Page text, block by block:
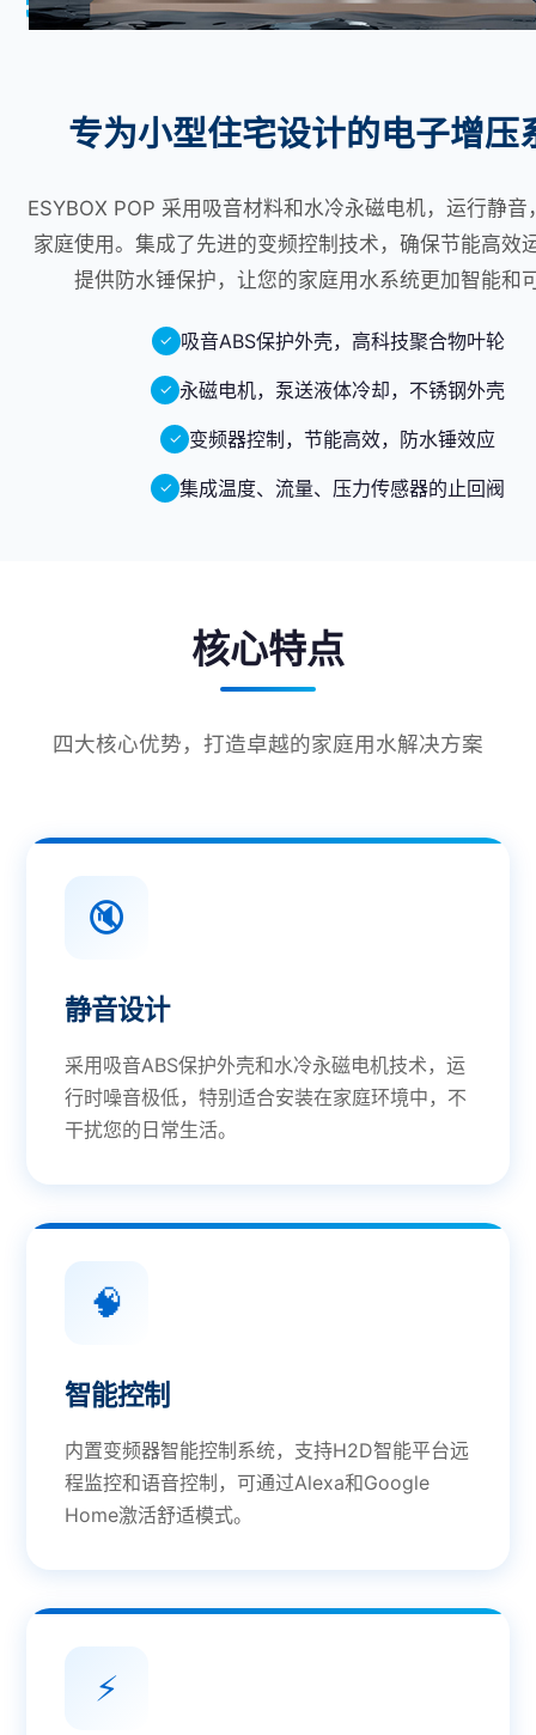
专为小型住宅设计的电子增压
ESYBOX POP 采用吸音材料和水冷永磁电机，运行静音
家庭使用。集成了先进的变频控制技术，确保节能高效
提供防水锤保护，让您的家庭用水系统更加智能和
✓ 吸音ABS保护外壳，高科技聚合物叶轮
✓ 永磁电机，泵送液体冷却，不锈钢外壳
✓ 变频器控制，节能高效，防水锤效应
✓ 集成温度、流量、压力传感器的止回阀
核心特点
四大核心优势，打造卓越的家庭用水解决方案
🔇
静音设计
采用吸音ABS保护外壳和水冷永磁电机技术，运
行时噪音极低，特别适合安装在家庭环境中，不
干扰您的日常生活。
🧠
智能控制
内置变频器智能控制系统，支持H2D智能平台远
程监控和语音控制，可通过Alexa和Google
Home激活舒适模式。
⚡